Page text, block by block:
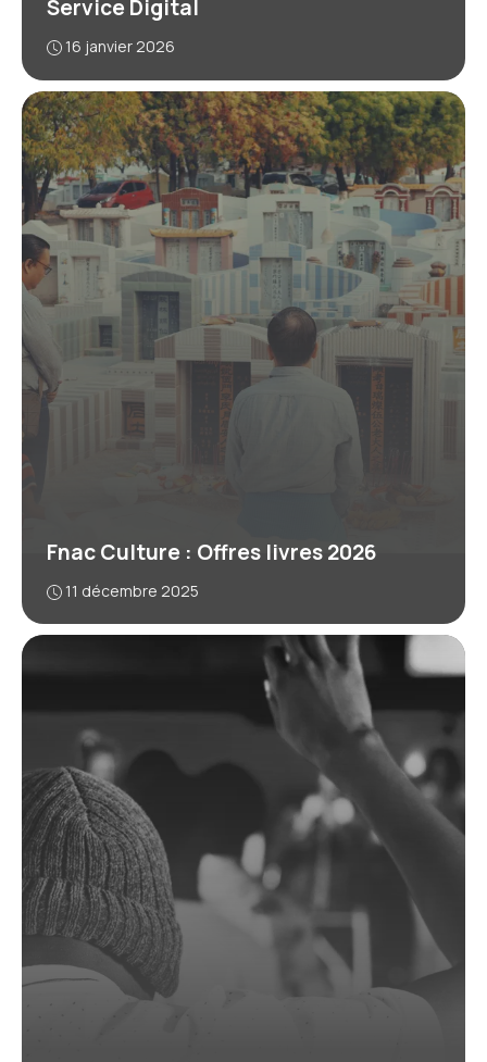
Service Digital
16 janvier 2026
Fnac Culture : Offres livres 2026
11 décembre 2025